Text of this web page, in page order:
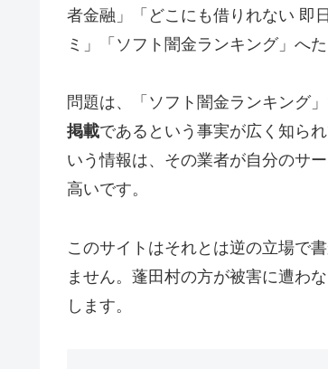
者金融」「どこにも借りれない 即
ミ」「ソフト闇金ランキング」へた
問題は、「ソフト闇金ランキング
掲載であるという事実が広く知ら
いう情報は、その業者が自分のサ
高いです。
このサイトはそれとは逆の立場で
ません。蓬田村の方が被害に遭わ
します。